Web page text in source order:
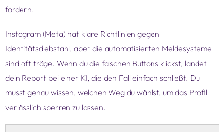
fordern.
Instagram (Meta) hat klare Richtlinien gegen
Identitätsdiebstahl, aber die automatisierten Meldesysteme
sind oft träge. Wenn du die falschen Buttons klickst, landet
dein Report bei einer KI, die den Fall einfach schließt. Du
musst genau wissen, welchen Weg du wählst, um das Profil
verlässlich sperren zu lassen.